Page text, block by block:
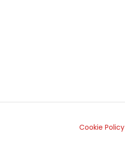
Cookie Policy